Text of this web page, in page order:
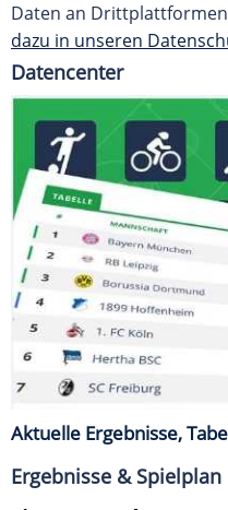
Daten an
dazu in unseren
Datencenter
Aktuelle Ergebnisse,
Ergebnisse & Spielplan